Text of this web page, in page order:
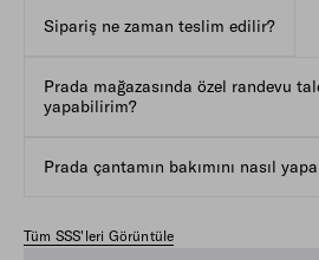
Sipariş ne zaman teslim edilir?
Prada mağazasında özel randevu
yapabilirim?
Prada çantamın bakımını nasıl
Tüm SSS'leri Görüntüle